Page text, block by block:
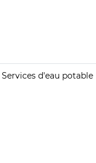
Services d'eau potable